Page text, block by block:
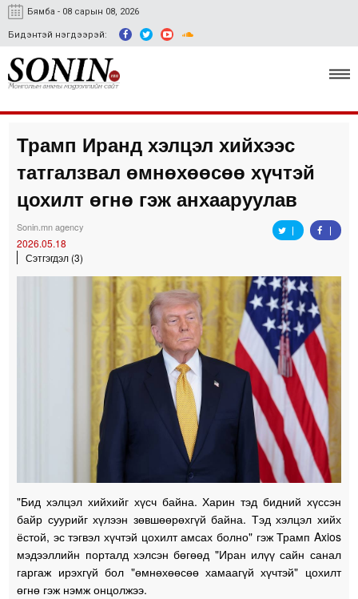
Бямба - 08 сарын 08, 2026
Бидэнтэй нэгдээрэй:
Улс төр, эдийн засаг
Гэмт хэрэг
Easy news
Трамп Иранд хэлцэл хийхээс
татгалзвал өмнөхөөсөө хүчтэй
цохилт өгнө гэж анхааруулав
Sonin.mn agency
2026.05.18
Сэтгэгдэл (3)
"Бид хэлцэл хийхийг хүсч байна. Харин тэд бидний хүссэн
байр суурийг хүлээн зөвшөөрөхгүй байна. Тэд хэлцэл хийх
ёстой, эс тэгвэл хүчтэй цохилт амсах болно" гэж Трамп Axios
мэдээллийн порталд хэлсэн бөгөөд "Иран илүү сайн санал
гаргаж ирэхгүй бол "өмнөхөөсөө хамаагүй хүчтэй" цохилт
өгнө гэж нэмж онцолжээ.